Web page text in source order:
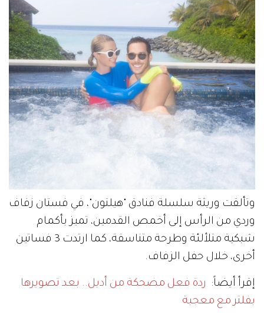
وتألقت وريثة سلسلة فنادق "هيلتون"، في فستان زفاف
وردي من الرأس إلى أخمص القدمين، تميز بأكمام
شبكية متلألئة وطرحة متناسقة، كما ارتدت 3 فساتين
أخرى، خلال حفل الزفاف.
إقرأ أيضاً: ردة فعل مضحكة من أديل.. بعد تصويرها
بفلتر مع معجبة